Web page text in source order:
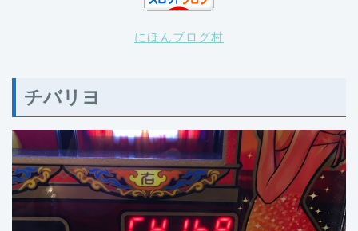
にほんブログ村
チバリヨ